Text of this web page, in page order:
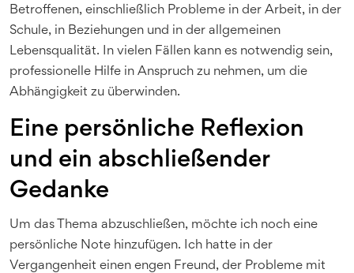
Betroffenen, einschließlich Probleme in der Arbeit, in der
Schule, in Beziehungen und in der allgemeinen
Lebensqualität. In vielen Fällen kann es notwendig sein,
professionelle Hilfe in Anspruch zu nehmen, um die
Abhängigkeit zu überwinden.
Eine persönliche Reflexion
und ein abschließender
Gedanke
Um das Thema abzuschließen, möchte ich noch eine
persönliche Note hinzufügen. Ich hatte in der
Vergangenheit einen engen Freund, der Probleme mit